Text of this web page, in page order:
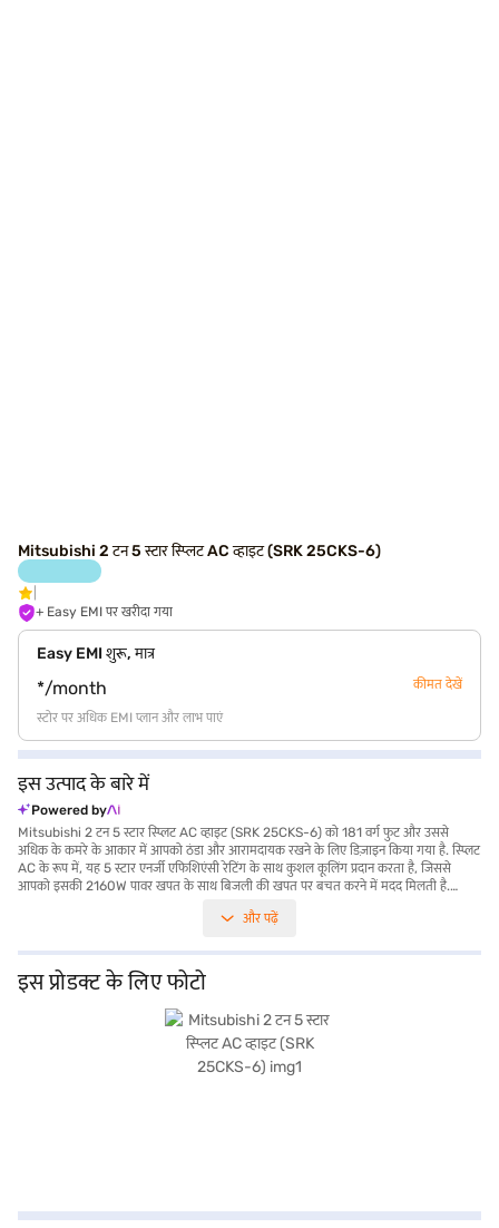
Mitsubishi 2 टन 5 स्टार स्प्लिट AC व्हाइट (SRK 25CKS-6)
+ Easy EMI पर खरीदा गया
Easy EMI शुरू, मात्र
*/month कीमत देखें
स्टोर पर अधिक EMI प्लान और लाभ पाएं
इस उत्पाद के बारे में
Powered by
Mitsubishi 2 टन 5 स्टार स्प्लिट AC व्हाइट (SRK 25CKS-6) को 181 वर्ग फुट और उससे
अधिक के कमरे के आकार में आपको ठंडा और आरामदायक रखने के लिए डिज़ाइन किया गया है. स्प्लिट
AC के रूप में, यह 5 स्टार एनर्जी एफिशिएंसी रेटिंग के साथ कुशल कूलिंग प्रदान करता है, जिससे
आपको इसकी 2160W पावर खपत के साथ बिजली की खपत पर बचत करने में मदद मिलती है.
है. इनडोर यूनिट का आकार 109.8 x 31.8 x 24.8 सेमी है, जबकि आउटडोर यूनिट का माप 65.1 x
आता है, जिससे मन की शांति सुनिश्चित होती है. यह Mitsubishi AC उन लोगों के लिए एक बेहतरीन
विकल्प है जो परफॉर्मेंस और टिकाऊपन का मिश्रण चाहते हैं. खरीदारी करने के लिए बजाज फाइनेंस पर
विकल्पों के बारे में जानें या पार्टनर स्टोर पर जाएं और Easy EMIs का लाभ उठाएं.
और पढ़ें
इस प्रोडक्ट के लिए फोटो